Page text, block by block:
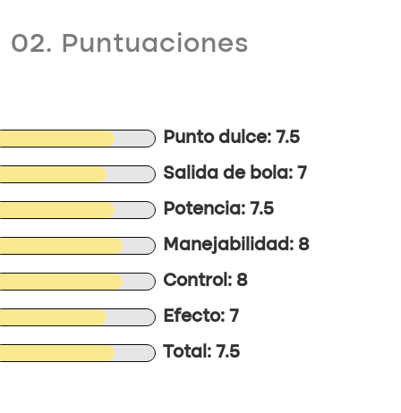
02. Puntuaciones
Punto dulce: 7.5
Salida de bola: 7
Potencia: 7.5
Manejabilidad: 8
Control: 8
Efecto: 7
Total: 7.5